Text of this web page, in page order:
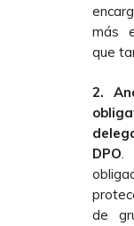
más
que
2.
DPO.
de